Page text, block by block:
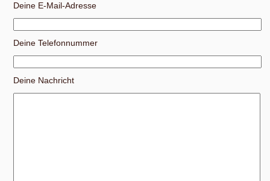
Deine E-Mail-Adresse
Deine Telefonnummer
Deine Nachricht